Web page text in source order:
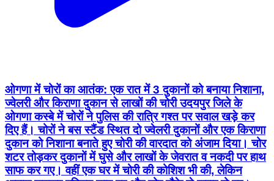
ओगणा में चोरों का आतंक: एक रात में 3 दुकानों को बनाया निशाना,
ज्वेलरी और किराणा दुकान से लाखों की चोरी उदयपुर जिले के
ओगणा कस्बे में चोरों ने पुलिस की रात्रि गश्त पर सवाल खड़े कर
दिए हैं। चोरों ने बस स्टैंड स्थित दो ज्वेलरी दुकानों और एक किराणा
दुकान को निशाना बनाते हुए चोरी की वारदात को अंजाम दिया। चोर
शटर तोड़कर दुकानों में घुसे और लाखों के जेवरात व नकदी पर हाथ
साफ कर गए। वहीं एक घर में चोरी की कोशिश भी की, लेकिन